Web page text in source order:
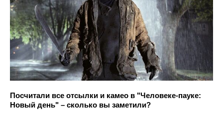
Посчитали все отсылки и камео в "Человеке-пауке:
Новый день" – сколько вы заметили?